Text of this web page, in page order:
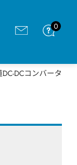
0
DCコンバータ